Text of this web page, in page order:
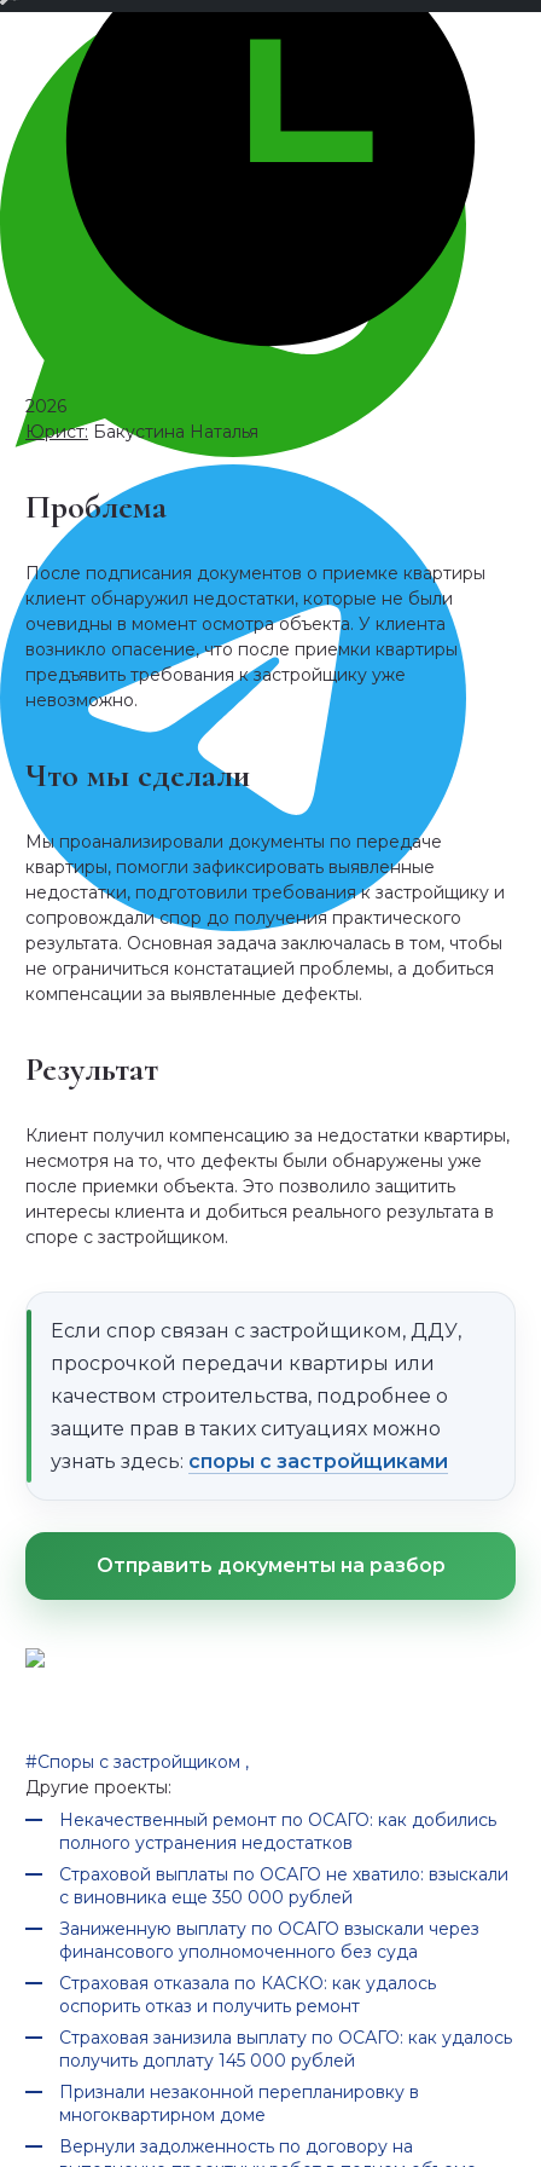
2026
Юрист:Бакустина Наталья
Проблема
После подписания документов о приемке квартиры
клиент обнаружил недостатки, которые не были
очевидны в момент осмотра объекта. У клиента
возникло опасение, что после приемки квартиры
предъявить требования к застройщику уже
невозможно.
Что мы сделали
Мы проанализировали документы по передаче
квартиры, помогли зафиксировать выявленные
недостатки, подготовили требования к застройщику и
сопровождали спор до получения практического
результата. Основная задача заключалась в том, чтобы
не ограничиться констатацией проблемы, а добиться
компенсации за выявленные дефекты.
Результат
Клиент получил компенсацию за недостатки квартиры,
несмотря на то, что дефекты были обнаружены уже
после приемки объекта. Это позволило защитить
интересы клиента и добиться реального результата в
споре с застройщиком.
Если спор связан с застройщиком, ДДУ,
просрочкой передачи квартиры или
качеством строительства, подробнее о
защите прав в таких ситуациях можно
узнать здесь: споры с застройщиками
Отправить документы на разбор
#Споры с застройщиком ,
Другие проекты:
Некачественный ремонт по ОСАГО: как добились
полного устранения недостатков
Страховой выплаты по ОСАГО не хватило: взыскали
с виновника еще 350 000 рублей
Заниженную выплату по ОСАГО взыскали через
финансового уполномоченного без суда
Страховая отказала по КАСКО: как удалось
оспорить отказ и получить ремонт
Страховая занизила выплату по ОСАГО: как удалось
получить доплату 145 000 рублей
Признали незаконной перепланировку в
многоквартирном доме
Вернули задолженность по договору на